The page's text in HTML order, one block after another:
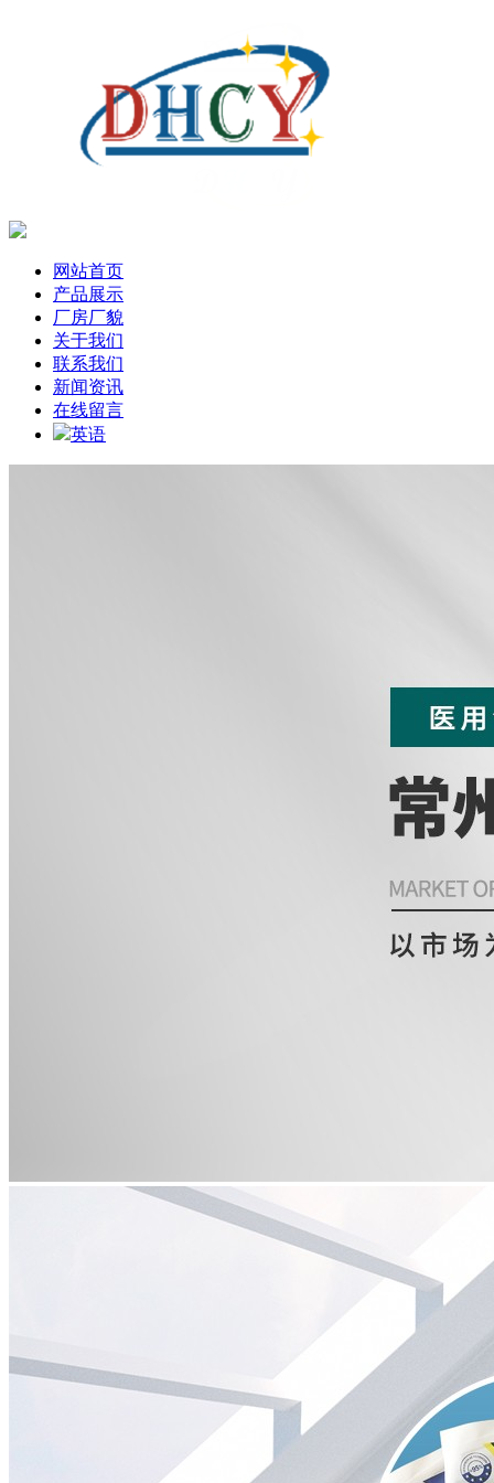
网站首页
产品展示
厂房厂貌
关于我们
联系我们
新闻资讯
在线留言
英语